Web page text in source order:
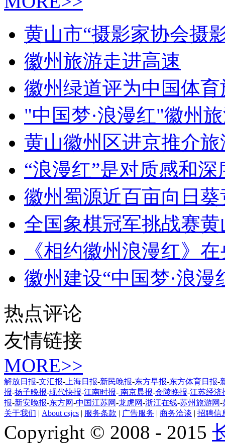
黄山市“摄影家协会摄
徽州旅游走进高速
徽州绿道评为中国体
"中国梦·浪漫红"徽州
黄山徽州区进京推介
“浪漫红”是对质感和深
徽州蜀源近百亩向日
全国象棋冠军挑战赛
《相约徽州浪漫红》
徽州建设“中国梦·浪漫
热点评论
友情链接
MORE>>
解放日报-文汇报- 上海日报-新民晚报-东方早报-东方体育日报-
报-扬子晚报-现代快报-江南时报- 南京晨报-金陵晚报-江苏经济
报-新安晚报-东方网-中国江苏网-龙虎网-浙江在线-苏州旅游网-
关于我们 | About csjcs | 服务条款 | 广告服务 | 商务洽谈 | 招聘信
Copyright © 2008 - 2015